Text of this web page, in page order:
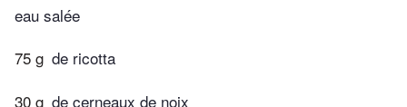
eau salée
75 g de ricotta
30 g de cerneaux de noix